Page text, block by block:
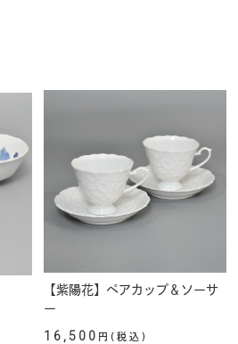
【紫陽花】ペアカップ＆ソーサ
ー
16,500 円(税込)